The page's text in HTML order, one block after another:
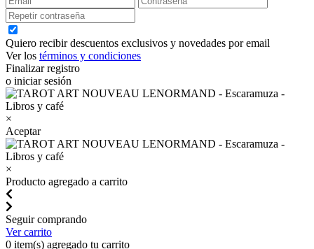
Quiero recibir descuentos exclusivos y novedades por email
Ver los términos y condiciones
Finalizar registro
o iniciar sesión
×
Aceptar
×
Producto agregado a carrito
Seguir comprando
Ver carrito
0 item(s) agregado tu carrito